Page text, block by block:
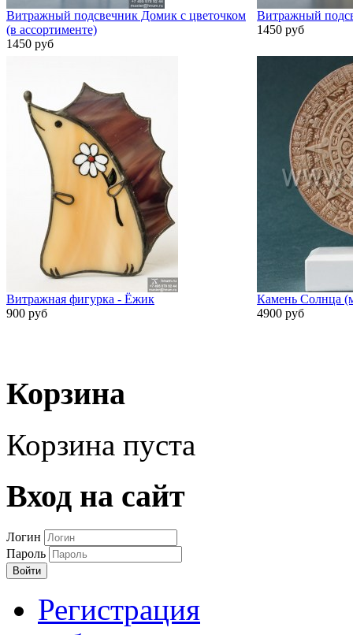
Витражный подсвечник Домик с цветочком
(в ассортименте)
1450 руб
Витражный
1450 руб
Витражная фигурка - Ёжик
900 руб
Камень Солнца
4900 руб
Корзина
Корзина пуста
Вход на сайт
Логин
Пароль
Войти
Регистрация